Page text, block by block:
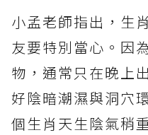
小孟老師指出，生
友要特別當心。因
物，通常只在晚上
好陰暗潮濕與洞穴
個生肖天生陰氣稍